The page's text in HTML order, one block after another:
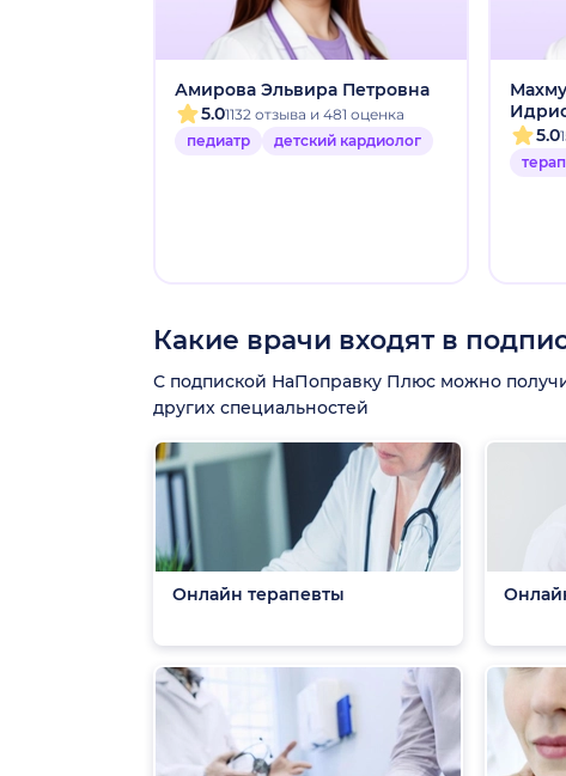
Амирова Эльвира Петровна
5.01132 отзыва и 481 оценка
педиатр
детский кардиолог
5.0
Какие врачи входят в
С подпиской НаПоправку Плюс можно
других специальностей
Онлайн терапевты